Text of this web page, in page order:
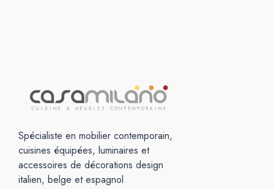
Spécialiste en mobilier contemporain,
cuisines équipées, luminaires et
accessoires de décorations design
italien, belge et espagnol